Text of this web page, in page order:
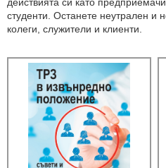
студенти. Останете неутрален и
колеги, служители и клиенти.